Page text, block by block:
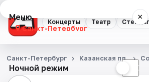
Концерты Театр
Меню ×
Санкт-Петербург
Концерты
Театр
Ночной режим ☾
Санкт-Петербург Казанская пл.